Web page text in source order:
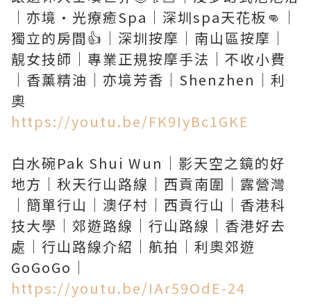
｜亦境·光療癒Spa｜深圳spa天花板👊｜
獨立的房間👍｜深圳按摩｜南山區按摩｜
靚女技師｜專業正規按摩手法｜不收小費
｜香薰精油｜亦境芳香｜Shenzhen｜利
https://youtu.be/FK9IyBc1GKE
白水碗Pak Shui Wun｜影天空之鏡的好
地方｜秋天行山路線｜西貢南圍｜露營灣
｜簡單行山｜澳仔村｜西貢行山｜香港科
技大學｜郊遊路線｜行山路線｜香港好去
處｜行山路線介紹｜航拍｜利奧郊遊
https://youtu.be/IAr59OdE-24